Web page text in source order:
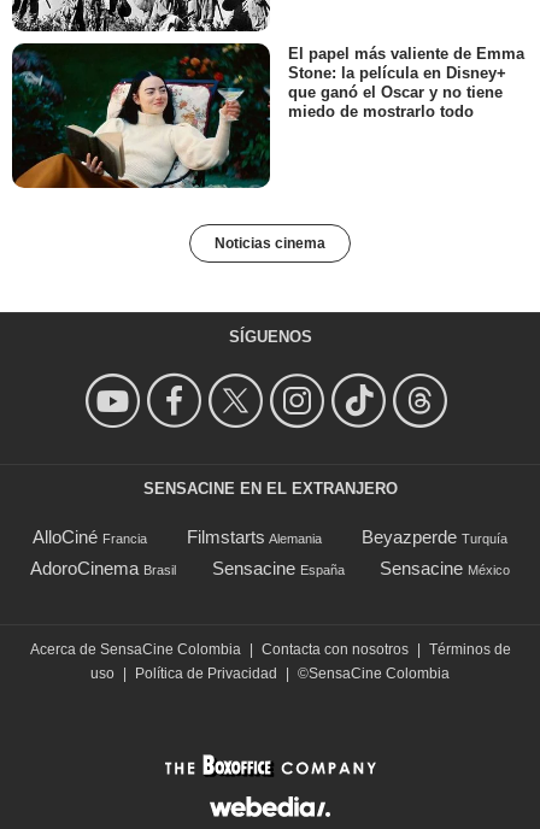
El papel más valiente de Emma
Stone: la película en Disney+
que ganó el Oscar y no tiene
miedo de mostrarlo todo
Noticias cinema
SÍGUENOS
SENSACINE EN EL EXTRANJERO
AlloCiné Francia Filmstarts Alemania Beyazperde Turquía
AdoroCinema Brasil Sensacine España Sensacine México
Acerca de SensaCine Colombia Contacta con nosotros
Términos de
uso
Política de Privacidad ©SensaCine Colombia